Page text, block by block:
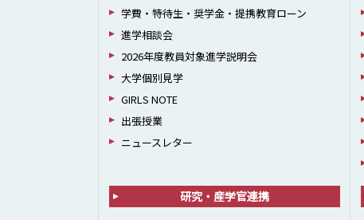
学費・特待生・奨学金・提携教育ローン
進学相談会
2026年度教員対象進学説明会
大学個別見学
GIRLS NOTE
出張授業
ニュースレター
研究・産学官連携